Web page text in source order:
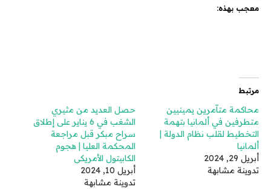
معجب بهذه:
مرتبط
محاكمة متآمرين يمينيين
متطرفين في ألمانيا بتهمة
التخطيط لقلب نظام الدولة |
ألمانيا
أبريل 29, 2024
تدوينة مشابهة
حصل العديد من مثيري
الشغب في 6 يناير على إطلاق
سراح مبكر قبل مراجعة
المحكمة العليا | هجوم
الكابيتول الأمريكي
أبريل 10, 2024
تدوينة مشابهة